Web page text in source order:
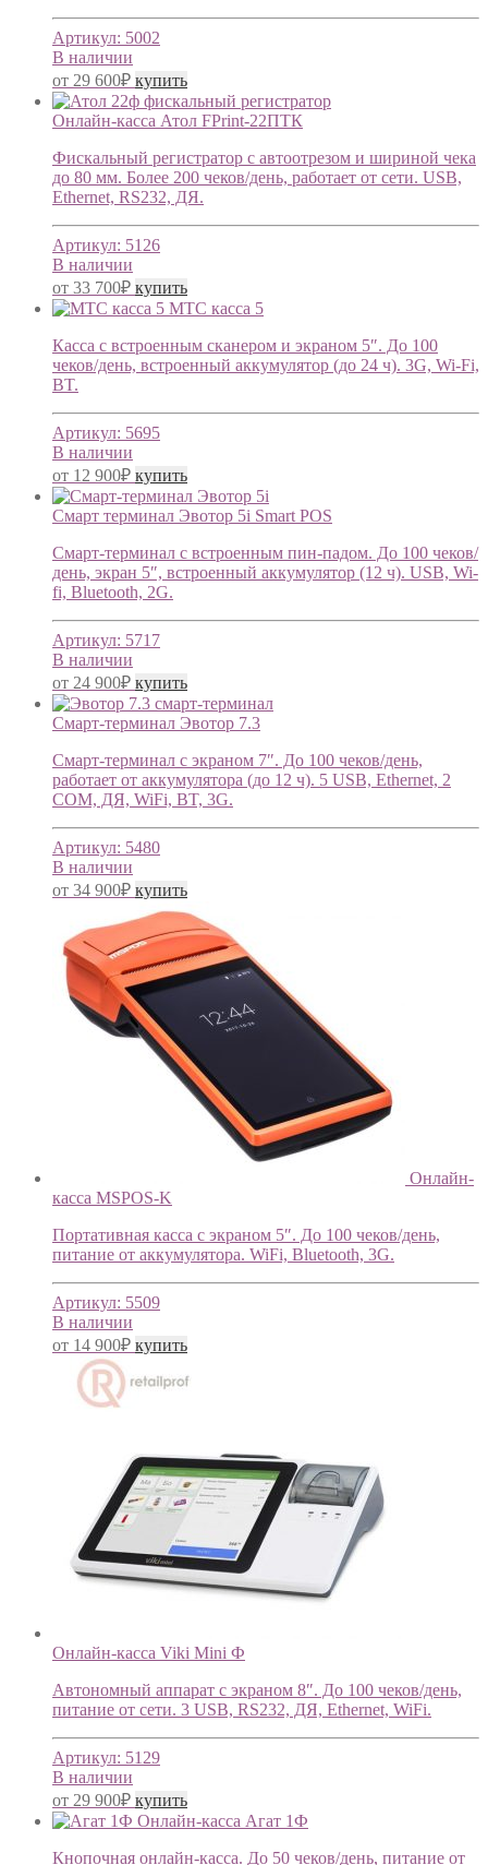
Артикул: 5002
В наличии
от 29 600₽ купить
Онлайн-касса Атол FPrint-22ПТК
Фискальный регистратор с автоотрезом и шириной чека
до 80 мм. Более 200 чеков/день, работает от сети. USB,
Ethernet, RS232, ДЯ.
Артикул: 5126
В наличии
от 33 700₽ купить
МТС касса 5
Касса с встроенным сканером и экраном 5″. До 100
чеков/день, встроенный аккумулятор (до 24 ч). 3G, Wi-Fi,
BT.
Артикул: 5695
В наличии
от 12 900₽ купить
Смарт терминал Эвотор 5i Smart POS
Смарт-терминал с встроенным пин-падом. До 100 чеков/
день, экран 5″, встроенный аккумулятор (12 ч). USB, Wi-
fi, Bluetooth, 2G.
Артикул: 5717
В наличии
от 24 900₽ купить
Смарт-терминал Эвотор 7.3
Смарт-терминал с экраном 7″. До 100 чеков/день,
работает от аккумулятора (до 12 ч). 5 USB, Ethernet, 2
COM, ДЯ, WiFi, BT, 3G.
Артикул: 5480
В наличии
от 34 900₽ купить
Онлайн-
касса MSPOS-K
Портативная касса с экраном 5″. До 100 чеков/день,
питание от аккумулятора. WiFi, Bluetooth, 3G.
Артикул: 5509
В наличии
от 14 900₽ купить
Онлайн-касса Viki Mini Ф
Автономный аппарат с экраном 8″. До 100 чеков/день,
питание от сети. 3 USB, RS232, ДЯ, Ethernet, WiFi.
Артикул: 5129
В наличии
от 29 900₽ купить
Онлайн-касса Агат 1Ф
Кнопочная онлайн-касса. До 50 чеков/день, питание от